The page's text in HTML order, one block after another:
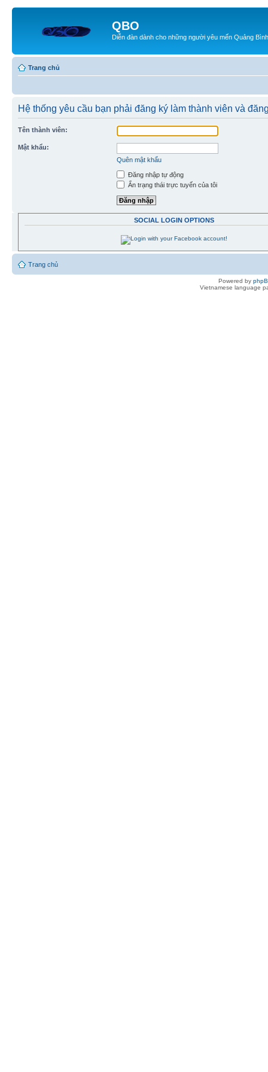
QBO
Diễn đàn dành cho những người yêu mến Quảng Bình
Trang chủ
Hệ thống yêu cầu bạn phải đăng ký làm thành viên và
Tên thành viên:
Mật khẩu:
Quên mật khẩu
Đăng nhập tự động
Ẩn trạng thái trực tuyến của tôi
SOCIAL LOGIN OPTIONS
Trang chủ
Powered by
Vietnamese language